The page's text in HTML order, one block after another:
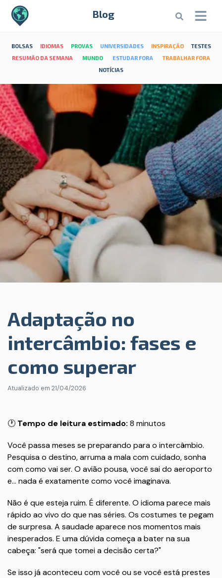
Blog
BOLSAS IDIOMAS PROVAS UNIVERSIDADES INSPIRAÇÃO
TESTES
RESUMÃO DA SEMANA
MUNDO ESTUDAR FORA
TRABALHAR FORA
NOTÍCIAS
Adaptação no
intercâmbio: fases e
como superar
Atualizado em 21/04/2026
🕐 Tempo de leitura estimado: 8 minutos
Você passa meses se preparando para o intercâmbio.
Pesquisa o destino, arruma a mala com cuidado, sonha
com como vai ser. O avião pousa, você sai do aeroporto
e... nada é exatamente como você imaginava.
Não é que esteja ruim. É diferente. O idioma parece mais
rápido ao vivo do que nas séries. Os costumes te pegam
de surpresa. A saudade aparece nos momentos mais
inesperados. E uma dúvida começa a bater na sua
cabeça: "será que tomei a decisão certa?"
Se isso já aconteceu com você ou se você está prestes